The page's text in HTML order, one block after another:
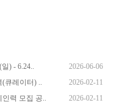
) - 6.24..
2026-06-06
큐레이터) ..
2026-02-11
력 모집 공..
2026-02-11